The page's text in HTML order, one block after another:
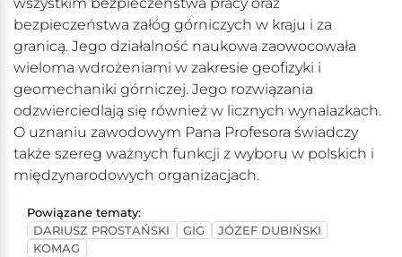
bezpieczeństwa załóg górniczych w kraju i za
granicą. Jego działalność naukowa zaowocowała
wieloma wdrożeniami w zakresie geofizyki i
geomechaniki górniczej. Jego rozwiązania
odzwierciedlają się również w licznych wynalazkach.
O uznaniu zawodowym Pana Profesora świadczy
także szereg ważnych funkcji z wyboru w polskich i
międzynarodowych organizacjach.
Powiązane tematy:
DARIUSZ PROSTAŃSKI
GIG
JÓZEF DUBIŃSKI
KOMAG